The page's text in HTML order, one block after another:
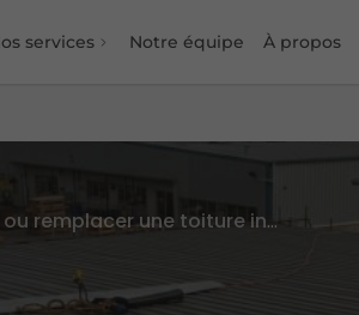
services Notre équipe À propos
Réparer ou remplacer une toiture industrielle : comment décider ?